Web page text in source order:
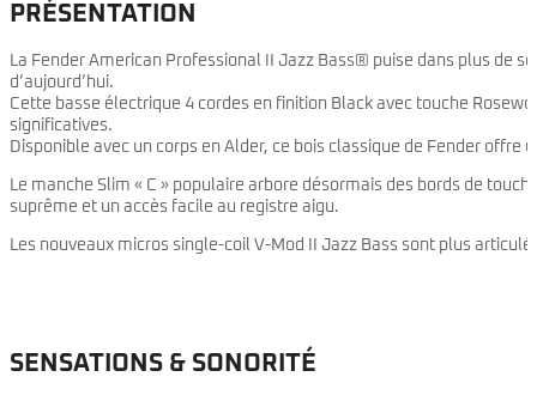
PRÉSENTATION
La Fender American Professional II Jazz Bass® puise dans plus de
d’aujourd’hui.
Cette basse électrique 4 cordes en finition Black avec touche
significatives.
Disponible avec un corps en Alder, ce bois classique de Fender
Le manche Slim « C » populaire arbore désormais des bords de
suprême et un accès facile au registre aigu.
Les nouveaux micros single-coil V-Mod II Jazz Bass sont plus
SENSATIONS & SONORITÉ